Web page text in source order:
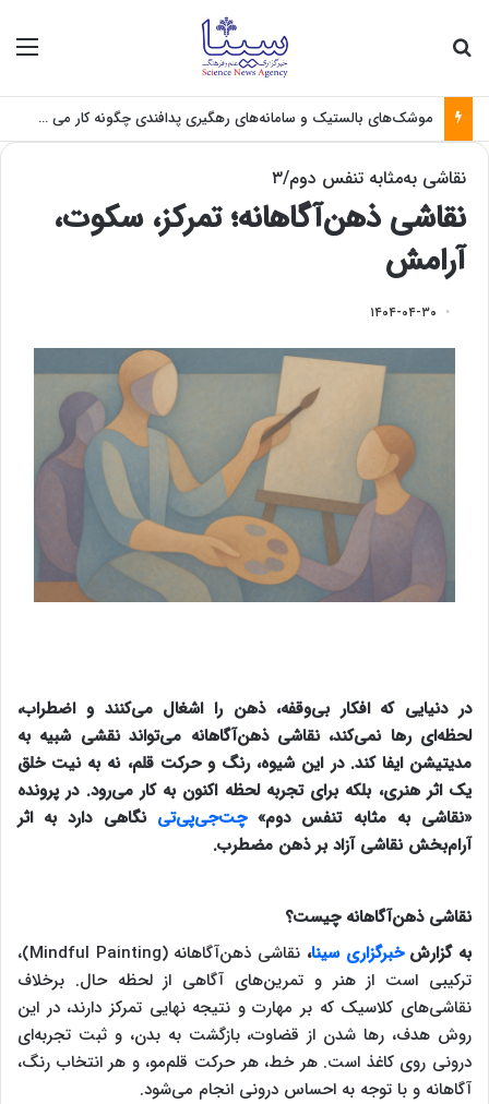
موشک‌های بالستیک و سامانه‌های رهگیری پدافندی چگونه کار می کنند؟
نقاشی به‌مثابه تنفس دوم/۳
نقاشی ذهن‌آگاهانه؛ تمرکز، سکوت،
آرامش
۱۴۰۴-۰۴-۳۰
در دنیایی که افکار بی‌وقفه، ذهن را اشغال می‌کنند و اضطراب،
لحظه‌ای رها نمی‌کند، نقاشی ذهن‌آگاهانه می‌تواند نقشی شبیه به
مدیتیشن ایفا کند. در این شیوه، رنگ و حرکت قلم، نه به نیت خلق
یک اثر هنری، بلکه برای تجربه لحظه اکنون به کار می‌رود. در پرونده
«نقاشی به مثابه تنفس دوم»چت‌جی‌پی‌تی نگاهی دارد به اثر
آرام‌بخش نقاشی آزاد بر ذهن مضطرب.
نقاشی ذهن‌آگاهانه چیست؟
به گزارش خبرگزاری سینا،
نقاشی ذهن‌آگاهانه (Mindful Painting)،
ترکیبی است از هنر و تمرین‌های آگاهی از لحظه حال. برخلاف
نقاشی‌های کلاسیک که بر مهارت و نتیجه نهایی تمرکز دارند، در این
روش هدف، رها شدن از قضاوت، بازگشت به بدن، و ثبت تجربه‌ای
درونی روی کاغذ است. هر خط، هر حرکت قلم‌مو، و هر انتخاب رنگ،
آگاهانه و با توجه به احساس درونی انجام می‌شود.